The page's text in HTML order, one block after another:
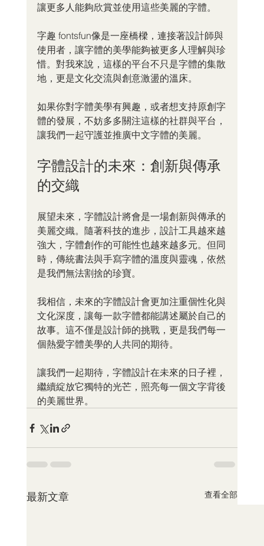
讓更多人能夠欣賞並使用這些美麗的字體。
字趣 fontsfun像是一座橋樑，連接著設計師與
使用者，讓字體的美學能夠被更多人理解與珍
惜。對我來說，這樣的平台不只是字體的集散
地，更是文化交流與創意激盪的溫床。
如果你對字體美學有興趣，或者想支持原創字
體的發展，不妨多多關注這樣的社群與平台，
讓我們一起守護並推廣中文字體的美麗。
字體設計的未來：創新與傳承
的交織
展望未來，字體設計將會是一場創新與傳承的
美麗交織。隨著科技的進步，設計工具越來越
強大，字體創作的可能性也越來越多元。但同
時，傳統書法與手寫字體的溫度與靈魂，依然
是我們無法割捨的珍寶。
我相信，未來的字體設計會更加注重個性化與
文化深度，讓每一款字體都能講述屬於自己的
故事。這不僅是設計師的挑戰，更是我們每一
個熱愛字體美學的人共同的期待。
讓我們一起期待，字體設計在未來的日子裡，
繼續綻放它獨特的光芒，照亮每一個文字背後
的美麗世界。
最新文章 查看全部